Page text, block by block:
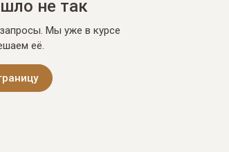
не так
Мы уже в курсе
её.